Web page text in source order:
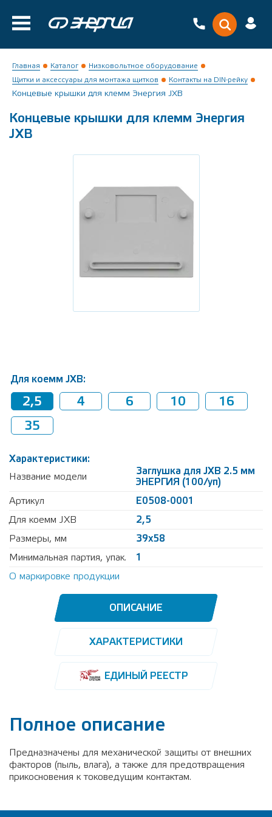
Главная Каталог
Низковольтное оборудование
Щитки и аксессуары для монтажа щитков
Контакты на DIN-рейку
Концевые крышки для клемм Энергия JXB
Концевые крышки для клемм Энергия
JXB
Для коемм JXB:
2,5 4 6 10
16
35
Характеристики:
Название модели
Заглушка для JXB 2.5 мм
ЭНЕРГИЯ (100/уп)
Артикул
Е0508-0001
Для коемм JXB
2,5
Размеры, мм
39х58
Минимальная партия, упак.
1
О маркировке продукции
ОПИСАНИЕ
ХАРАКТЕРИСТИКИ
ЕДИНЫЙ РЕЕСТР
Полное описание
Предназначены для механической защиты от внешних
факторов (пыль, влага), а также для предотвращения
прикосновения к токоведущим контактам.